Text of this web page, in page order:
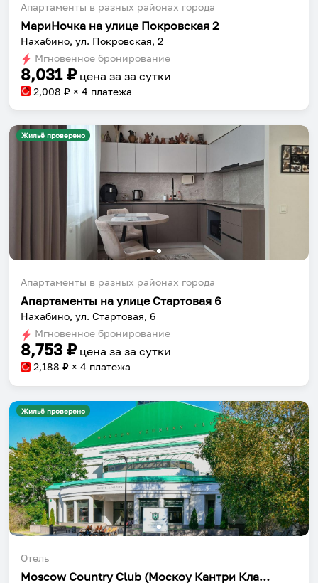
Апартаменты в разных районах города
МариНочка на улице Покровская 2
Нахабино, ул. Покровская, 2
Мгновенное бронирование
8,031₽ цена за за сутки
2,008 ₽ × 4 платежа
Жильё проверено
Апартаменты в разных районах города
Апартаменты на улице Стартовая 6
Нахабино, ул. Стартовая, 6
Мгновенное бронирование
8,753 ₽ цена за за сутки
2,188 ₽ × 4 платежа
Жильё проверено
Отель
Moscow Country Club (Москоу Кантри Клаб)